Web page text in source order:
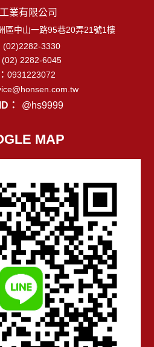
業有限公司
區中山一路95巷20弄21號1樓
(02)2282-3330
(02) 2282-6045
0931223072
： @hs9999
MAP